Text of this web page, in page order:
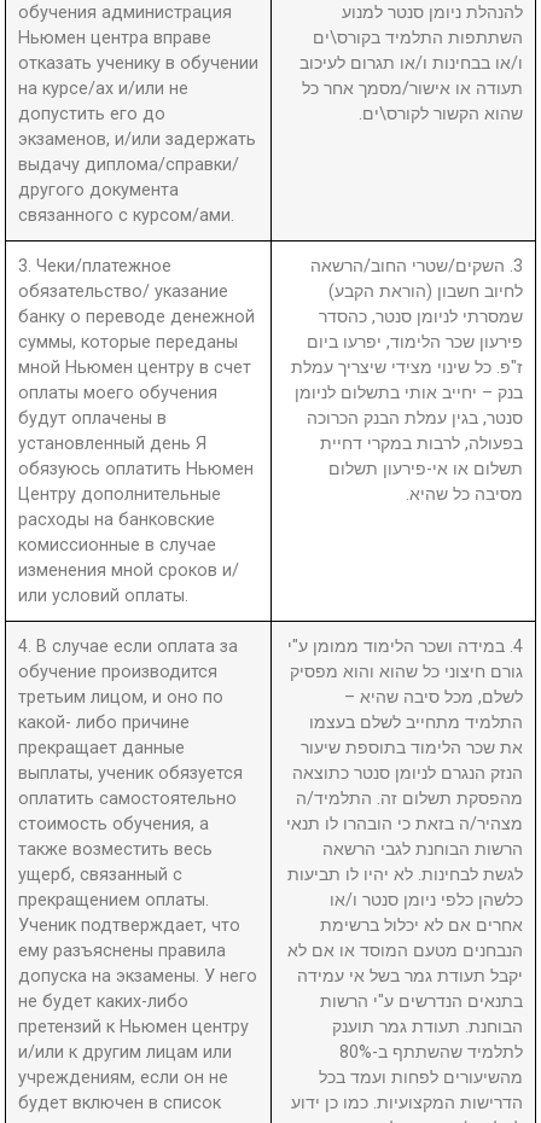
обучения администрация
Ньюмен центра вправе
отказать ученику в обучении
на курсе/ах и/или не
допустить его до
экзаменов, и/или задержать
выдачу диплома/справки/
другого документа
связанного с курсом/ами.
להנהלת ניומן סנטר למנוע
השתתפות התלמיד בקורס\ים
ו/או בבחינות ו/או תגרום לעיכוב
תעודה או אישור/מסמך אחר כל
שהוא הקשור לקורס\ים.
3. Чеки/платежное
обязательство/ указание
банку о переводе денежной
суммы, которые переданы
мной Ньюмен центру в счет
оплаты моего обучения
будут оплачены в
установленный день Я
обязуюсь оплатить Ньюмен
Центру дополнительные
расходы на банковские
комиссионные в случае
изменения мной сроков и/
или условий оплаты.
3. השקים/שטרי החוב/הרשאה
לחיוב חשבון (הוראת הקבע)
שמסרתי לניומן סנטר, כהסדר
פירעון שכר הלימוד, יפרעו ביום
ז"פ. כל שינוי מצידי שיצריך עמלת
בנק – יחייב אותי בתשלום לניומן
סנטר, בגין עמלת הבנק הכרוכה
בפעולה, לרבות במקרי דחיית
תשלום או אי-פירעון תשלום
מסיבה כל שהיא.
4. В случае если оплата за
обучение производится
третьим лицом, и оно по
какой- либо причине
прекращает данные
выплаты, ученик обязуется
оплатить самостоятельно
стоимость обучения, а
также возместить весь
ущерб, связанный с
прекращением оплаты.
Ученик подтверждает, что
ему разъяснены правила
допуска на экзамены. У него
не будет каких-либо
претензий к Ньюмен центру
и/или к другим лицам или
учреждениям, если он не
будет включен в список
4. במידה ושכר הלימוד ממומן ע"י
גורם חיצוני כל שהוא והוא מפסיק
לשלם, מכל סיבה שהיא –
התלמיד מתחייב לשלם בעצמו
את שכר הלימוד בתוספת שיעור
הנזק הנגרם לניומן סנטר כתוצאה
מהפסקת תשלום זה. התלמיד/ה
מצהיר/ה בזאת כי הובהרו לו תנאי
הרשות הבוחנת לגבי הרשאה
לגשת לבחינות. לא יהיו לו תביעות
כלשהן כלפי ניומן סנטר ו/או
אחרים אם לא יכלול ברשימת
הנבחנים מטעם המוסד או אם לא
יקבל תעודת גמר בשל אי עמידה
בתנאים הנדרשים ע"י הרשות
הבוחנת. תעודת גמר תוענק
לתלמיד שהשתתף ב-80%
מהשיעורים לפחות ועמד בכל
הדרישות המקצועיות. כמו כן ידוע